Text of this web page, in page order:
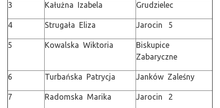
3 Kałużna Izabela Grudzielec
4 Strugała Eliza Jarocin 5
5 Kowalska Wiktoria
Biskupice
Zabaryczne
6 Turbańska Patrycja Janków Zaleśny
7 Radomska Marika Jarocin 2